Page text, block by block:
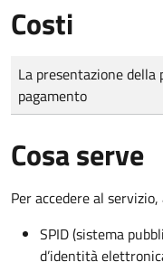
Costi
Tipo di pagamento
Importo
La presentazione
pagamento
Cosa serve
Per accedere al
SPID (sistema
d’identità